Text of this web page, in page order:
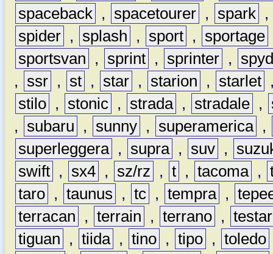
spaceback , spacetourer , spark ,
spider , splash , sport , sportage
sportsvan
, sprint , sprinter ,
,
ssr , st , star , starion , starlet
stilo , stonic , strada , stradale ,
,
subaru , sunny , superamerica ,
superleggera , supra , suv ,
swift , sx4 , sz/rz , t , tacoma ,
taro , taunus , tc , tempra ,
terracan
, terrain , terrano ,
tiguan
, tiida , tino , tipo , toledo